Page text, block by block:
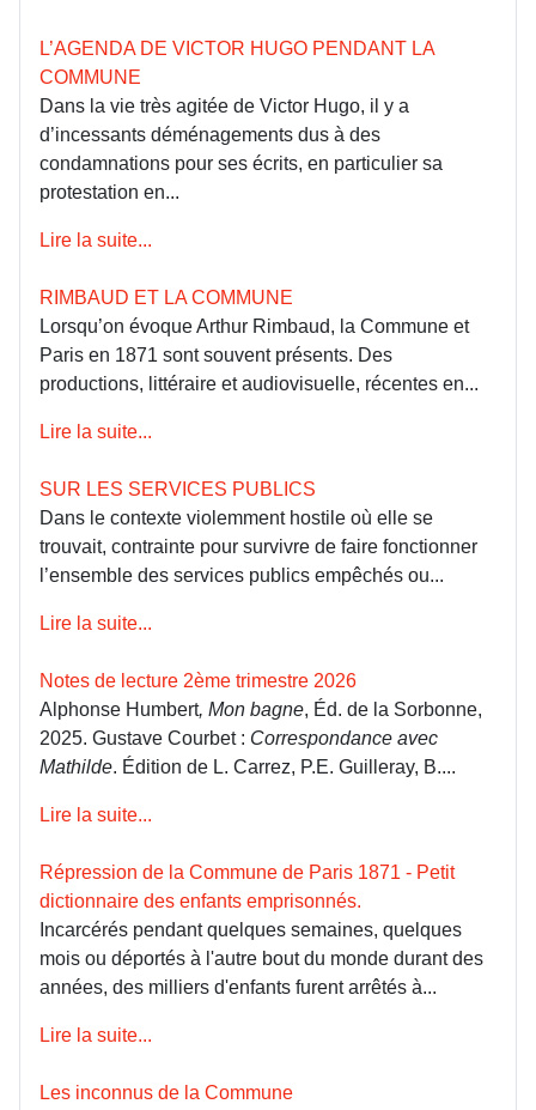
L’AGENDA DE VICTOR HUGO PENDANT LA
COMMUNE
Dans la vie très agitée de Victor Hugo, il y a
d’incessants déménagements dus à des
condamnations pour ses écrits, en particulier sa
protestation en...
Lire la suite...
RIMBAUD ET LA COMMUNE
Lorsqu’on évoque Arthur Rimbaud, la Commune et
Paris en 1871 sont souvent présents. Des
productions, littéraire et audiovisuelle, récentes en...
Lire la suite...
SUR LES SERVICES PUBLICS
Dans le contexte violemment hostile où elle se
trouvait, contrainte pour survivre de faire fonctionner
l’ensemble des services publics empêchés ou...
Lire la suite...
Notes de lecture 2ème trimestre 2026
Alphonse Humbert, Mon bagne, Éd. de la Sorbonne,
2025. Gustave Courbet : Correspondance avec
Mathilde. Édition de L. Carrez, P.E. Guilleray, B....
Lire la suite...
Répression de la Commune de Paris 1871 - Petit
dictionnaire des enfants emprisonnés.
Incarcérés pendant quelques semaines, quelques
mois ou déportés à l'autre bout du monde durant des
années, des milliers d'enfants furent arrêtés à...
Lire la suite...
Les inconnus de la Commune